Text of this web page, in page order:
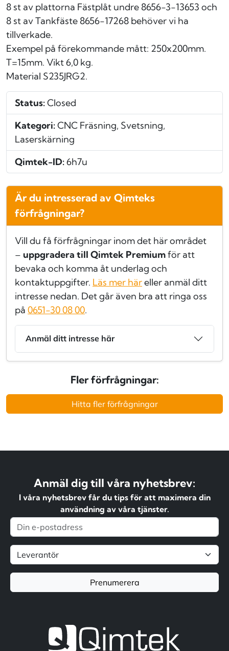
8 st av plattorna Fästplåt undre 8656-3-13653 och
8 st av Tankfäste 8656-17268 behöver vi ha
tillverkade.
Exempel på förekommande mått: 250x200mm.
T=15mm. Vikt 6,0 kg.
Material S235JRG2.
Status:Closed
Kategori:CNC Fräsning, Svetsning,
Laserskärning
Qimtek-ID:6h7u
Är du intresserad av Qimteks
förfrågningar?
Vill du få förfrågningar inom det här området
– uppgradera till Qimtek Premiumför att
bevaka och komma åt underlag och
kontaktuppgifter. Läs mer häreller anmäl ditt
intresse nedan. Det går även bra att ringa oss
på 0651-30 08 00.
Anmäl ditt intresse här
Fler förfrågningar:
Hitta fler förfrågningar
Anmäl dig till våra nyhetsbrev:
I våra nyhetsbrev får du tips för att maximera din
användning av våra tjänster.
Prenumerera